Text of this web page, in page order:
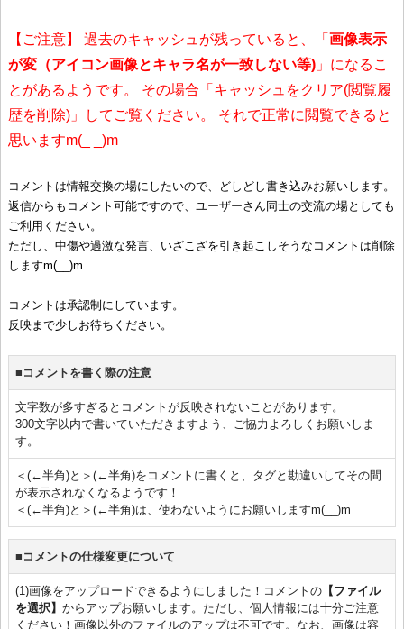
【ご注意】 過去のキャッシュが残っていると、「 画像表示
が変（アイコン画像とキャラ名が一致しない等) 」になるこ
とがあるようです。 その場合「キャッシュをクリア(閲覧履
歴を削除)」してご覧ください。 それで正常に閲覧できると
思いますm(_ _)m
コメントは情報交換の場にしたいので、どしどし書き込みお願いします。
返信からもコメント可能ですので、ユーザーさん同士の交流の場としても
ご利用ください。
ただし、中傷や過激な発言、いざこざを引き起こしそうなコメントは削除
しますm(__)m
コメントは承認制にしています。
反映まで少しお待ちください。
■コメントを書く際の注意
文字数が多すぎるとコメントが反映されないことがあります。
300文字以内で書いていただきますよう、ご協力よろしくお願いしま
す。
＜(←半角)と＞(←半角)をコメントに書くと、タグと勘違いしてその間
が表示されなくなるようです！
＜(←半角)と＞(←半角)は、使わないようにお願いしますm(__)m
■コメントの仕様変更について
(1)画像をアップロードできるようにしました！コメントの【ファイル
を選択】 からアップお願いします。ただし、個人情報には十分ご注意
ください！画像以外のファイルのアップは不可です。なお、画像は容